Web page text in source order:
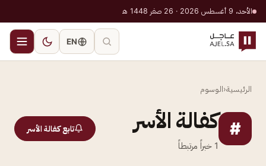
الأحد، 9 أغسطس 2026 · 26 صفر 1448 هـ
EN
الرئيسية‹الوسوم
# كفالة الأسر
1 خبراً مرتبطاً
تابع كفالة الأسر